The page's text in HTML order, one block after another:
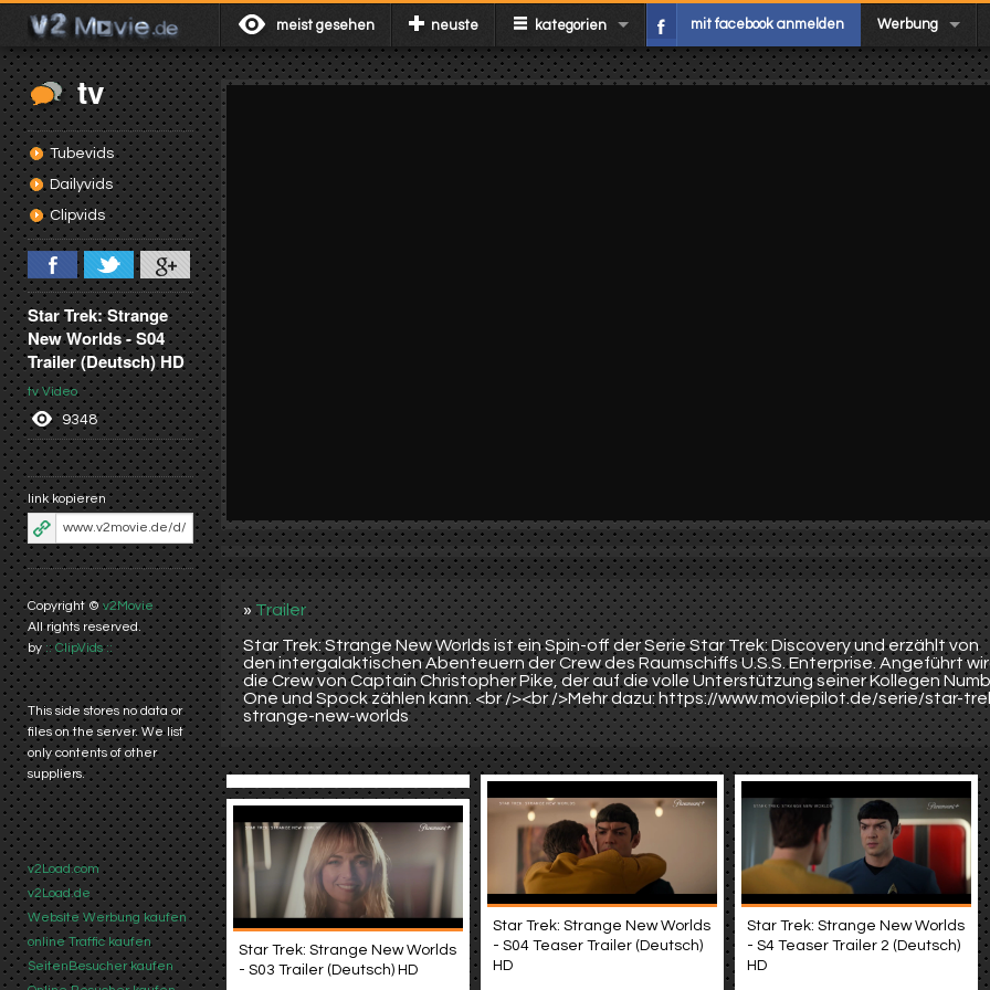
meist gesehen neuste kategorien mit facebook anmelden Werbung
tv
Tubevids
Dailyvids
Clipvids
Star Trek: Strange
New Worlds - S04
Trailer (Deutsch) HD
tv Video
9348
link kopieren
Copyright © v2Movie
All rights reserved.
by :: ClipVids ::
This side stores no data or
files on the server. We list
only contents of other
suppliers.
v2Load.com
v2Load.de
Website Werbung kaufen
online Traffic kaufen
SeitenBesucher kaufen
»Trailer
Star Trek: Strange New Worlds ist ein Spin-off der Serie Star Trek: Discovery und erzählt von
den intergalaktischen Abenteuern der Crew des Raumschiffs U.S.S. Enterprise. Angeführt
die Crew von Captain Christopher Pike, der auf die volle Unterstützung seiner Kollegen
One und Spock zählen kann. <br /><br />Mehr dazu: https://www.moviepilot.de/serie/star-
strange-new-worlds
Star Trek: Strange New Worlds
- S04 Teaser Trailer (Deutsch)
HD
Star Trek: Strange New Worlds
- S4 Teaser Trailer 2 (Deutsch)
HD
Star Trek: Strange New Worlds
- S03 Trailer (Deutsch) HD